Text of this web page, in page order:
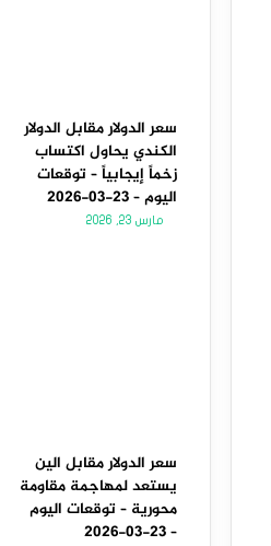
سعر الدولار مقابل الدولار
الكندي يحاول اكتساب
زخماً إيجابياً – توقعات
اليوم – 23-03-2026
مارس 23, 2026
سعر الدولار مقابل الين
يستعد لمهاجمة مقاومة
محورية – توقعات اليوم
– 23-03-2026